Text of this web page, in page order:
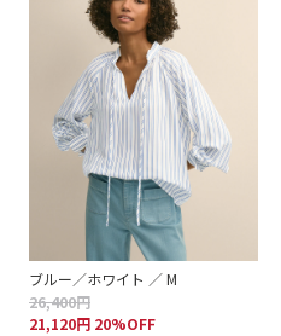
ブルー／ホワイト ／ M
26,400円
21,120円 20%OFF